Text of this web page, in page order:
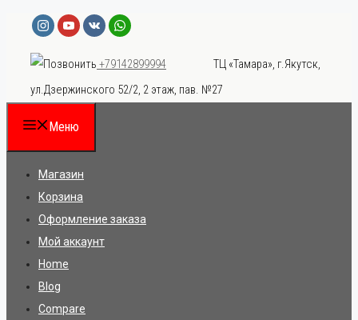
Перейти
содержимому
+79142899994
ТЦ «Тамара», г.Якутск,
ул.Дзержинского 52/2, 2 этаж, пав. №27
Меню
Магазин
Корзина
Оформление заказа
Мой аккаунт
Home
Blog
Compare